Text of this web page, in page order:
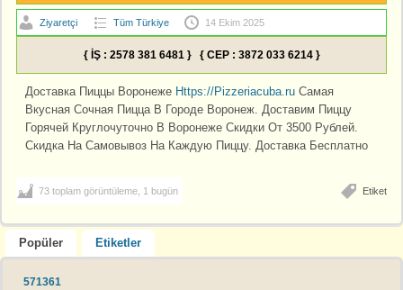
Ziyaretçi Tüm Türkiye 14 Ekim 2025
{ İŞ : 2578 381 6481 } { CEP : 3872 033 6214 }
Доставка Пиццы Воронеже Https://Pizzeriacuba.ru Самая
Вкусная Сочная Пицца В Городе Воронеж. Доставим Пиццу
Горячей Круглочуточно В Воронеже Скидки От 3500 Рублей.
Скидка На Самовывоз На Каждую Пиццу. Доставка Бесплатно
Etiket
73 toplam görüntüleme, 1 bugün
Popüler Etiketler
571361